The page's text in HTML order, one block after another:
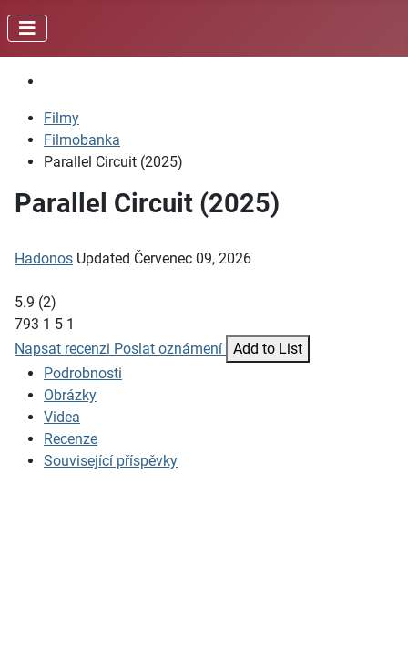
Filmy
Filmobanka
Parallel Circuit (2025)
Parallel Circuit (2025)
Hadonos Updated Červenec 09, 2026
5.9 (2)
793 1 5 1
Napsat recenzi Poslat oznámení
Add to List
Podrobnosti
Obrázky
Videa
Recenze
Související příspěvky